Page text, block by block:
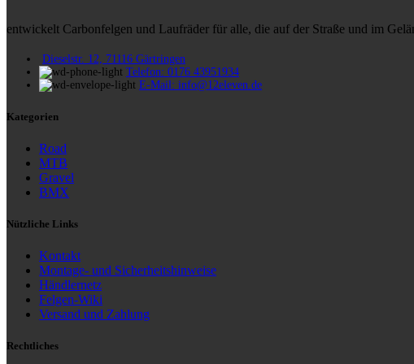
entwickelt Carbonfelgen und Laufräder für alle, die auf der Straße und im
Dieselstr. 12, 71116 Gärtringen
Telefon: 0176 43951934
E-Mail: info@12eleven.de
Kategorien
Road
MTB
Gravel
BMX
Nützliche Links
Kontakt
Montage- und Sicherheitshinweise
Händlernetz
Felgen-Wiki
Versand und Zahlung
Rechtliches